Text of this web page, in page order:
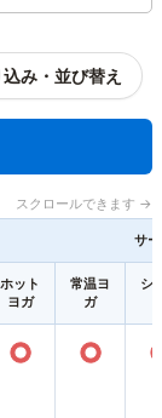
み・並び替え
スクロールできます →
サ
ホット
ヨガ
常温ヨ
ガ
シ
○ ○